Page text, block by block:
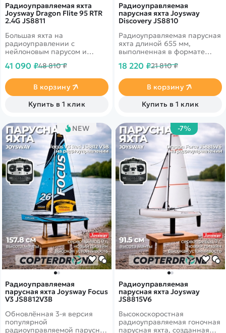
Радиоуправляемая яхта
Joysway Dragon Flite 95 RTR
2.4G JS8811
Большая яхта на
радиоуправлении с
нейлоновым парусом и
корпуса и палубы
41 090 ₽48 810 ₽
В корзину
Купить в 1 клик
Радиоуправляемая
парусная яхта Joysway
Discovery JS8810
Радиоуправляемая парусная
яхта длиной 655 мм,
выполненная в формате
готова к запуску из
себе традиционный
парусный дизайн и
современную электронику,
что делает её отличным
так и для опытных
моделистов-яхтсменов.
Благодаря высокой мачте и
большой площади парусов
яхта уверенно проходит курс
по ветру и демонстрирует
реалистичное поведение на
воде, характерное для
настоящих парусных лодок.
18 220 ₽21 810 ₽
В корзину
Купить в 1 клик
NEW
Радиоуправляемая
парусная яхта Joysway Focus
V3 JS8812V3B
Обновлённая 3-я версия
популярной
радиоуправляемой парусной
-7%
Радиоуправляемая
парусная яхта Joysway
JS8815V6
Высокоскоростная
радиоуправляемая гоночная
парусная яхта, созданная